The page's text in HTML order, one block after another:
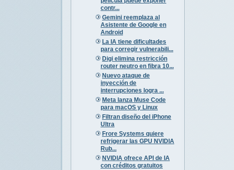
contr...
Gemini reemplaza al
Asistente de Google en
Android
La IA tiene dificultades
para corregir vulnerabili...
Digi elimina restricción
router neutro en fibra 10...
Nuevo ataque de
inyección de
interrupciones logra ...
Meta lanza Muse Code
para macOS y Linux
Filtran diseño del iPhone
Ultra
Frore Systems quiere
refrigerar las GPU NVIDIA
Rub...
NVIDIA ofrece API de IA
con créditos gratuitos